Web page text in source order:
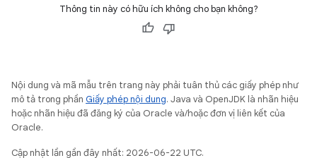
Thông tin này có hữu ích không cho bạn không?
Nội dung và mã mẫu trên trang này phải tuân thủ các giấy phép như
mô tả trong phần Giấy phép nội dung. Java và OpenJDK là nhãn hiệu
hoặc nhãn hiệu đã đăng ký của Oracle và/hoặc đơn vị liên kết của
Oracle.
Cập nhật lần gần đây nhất: 2026-06-22 UTC.